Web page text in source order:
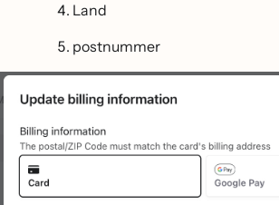
Land
postnummer